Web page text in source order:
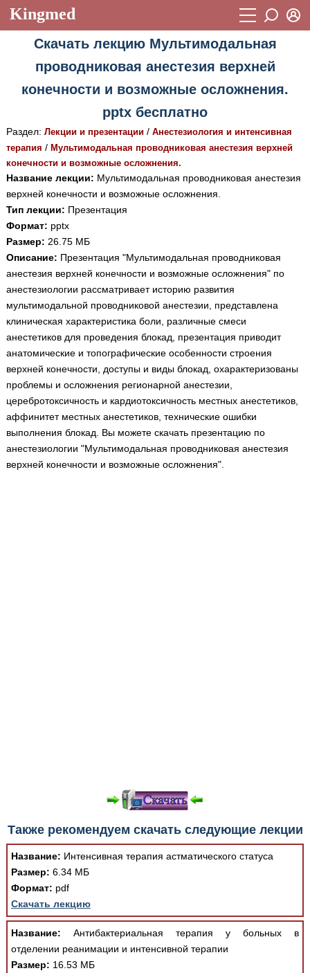
Kingmed
Учебный материал
Видеогалерея 899
Истории болезней 1268
Лекции и презентации 2474
Аккредитационные тесты (6)
Методические рекомендации
Научно-популярное
Статьи
Новости (244)
Медицинская стандартизация
Нормативы экстренной и неотложной помощи
Нормы лабораторных и инструментальных
исследований
Обратная связь
Добавить материал
FAQ
Восстановить пароль
Вход
Скачать лекцию Мультимодальная
проводниковая анестезия верхней
конечности и возможные осложнения.
pptx бесплатно
Раздел: Лекции и презентации/ Анестезиология и интенсивная
терапия / Мультимодальная проводниковая анестезия верхней
конечности и возможные осложнения.
Название лекции: Мультимодальная проводниковая анестезия
верхней конечности и возможные осложнения.
Тип лекции: Презентация
Формат: pptx
Размер: 26.75 МБ
Описание: Презентация "Мультимодальная проводниковая
анестезия верхней конечности и возможные осложнения" по
анестезиологии рассматривает историю развития
мультимодальной проводниковой анестезии, представлена
клиническая характеристика боли, различные смеси
анестетиков для проведения блокад, презентация приводит
анатомические и топографические особенности строения
верхней конечности, доступы и виды блокад, охарактеризованы
проблемы и осложнения регионарной анестезии,
церебротоксичность и кардиотоксичность местных анестетиков,
аффинитет местных анестетиков, технические ошибки
выполнения блокад. Вы можете скачать презентацию по
анестезиологии "Мультимодальная проводниковая анестезия
верхней конечности и возможные осложнения".
Также рекомендуем скачать следующие лекции
Название: Интенсивная терапия астматического статуса
Размер: 6.34 МБ
Формат: pdf
Скачать лекцию
Название: Антибактериальная терапия у больных в
отделении реанимации и интенсивной терапии
Размер: 16.53 МБ